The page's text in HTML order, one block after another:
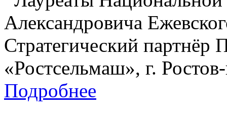
Александровича
Стратегический
«Ростсельмаш», г.
Подробнее